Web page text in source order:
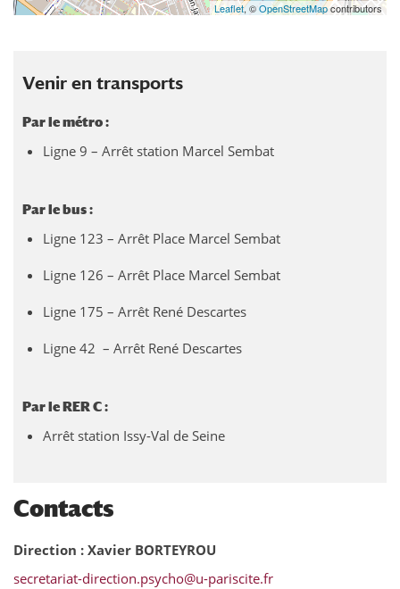
Leaflet, ©OpenStreetMapcontributors
Venir en transports
Par le métro :
Ligne 9 – Arrêt station Marcel Sembat
Par le bus :
Ligne 123 – Arrêt Place Marcel Sembat
Ligne 126 – Arrêt Place Marcel Sembat
Ligne 175 – Arrêt René Descartes
Ligne 42 – Arrêt René Descartes
Par le RER C :
Arrêt station Issy-Val de Seine
Contacts
Direction : Xavier BORTEYROU
secretariat-direction.psycho@u-pariscite.fr